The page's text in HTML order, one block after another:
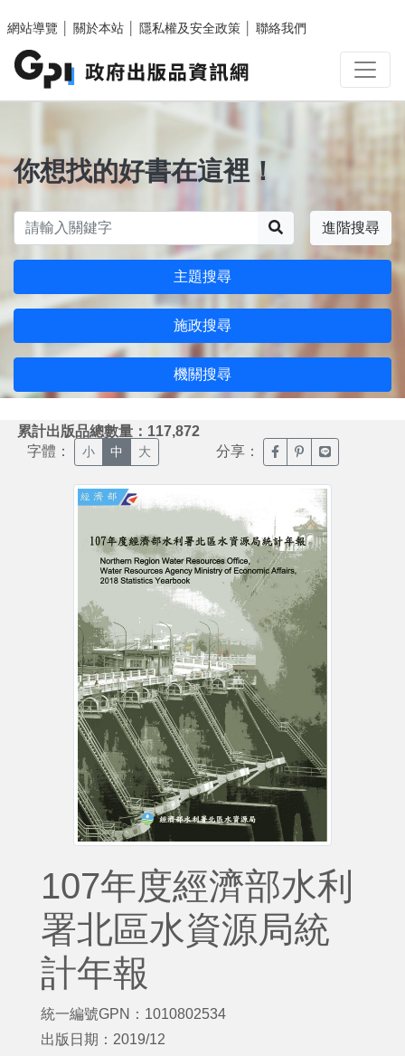
網站導覽
關於本站 隱私權及安全政策 聯絡我們
你想找的好書在這裡！
進階搜尋
主題搜尋
施政搜尋
機關搜尋
累計出版品總數量：117,872
字體： 小 中 大 分享： 臉書分享(另開新視窗)
噗浪分享(另開新
Line分享(另
107年度經濟部水利
署北區水資源局統
計年報
統一編號GPN：1010802534
出版日期：2019/12